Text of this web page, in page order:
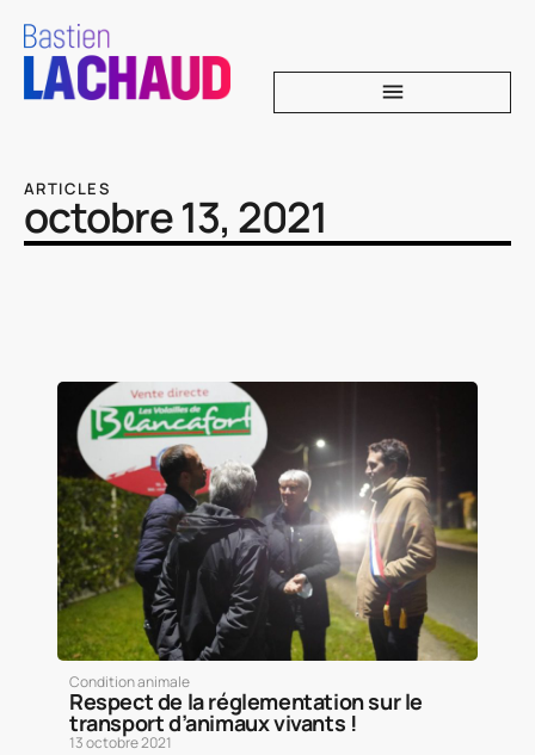
ARTICLES
octobre 13, 2021
Condition animale
Respect de la réglementation sur le
transport d’animaux vivants !
13 octobre 2021